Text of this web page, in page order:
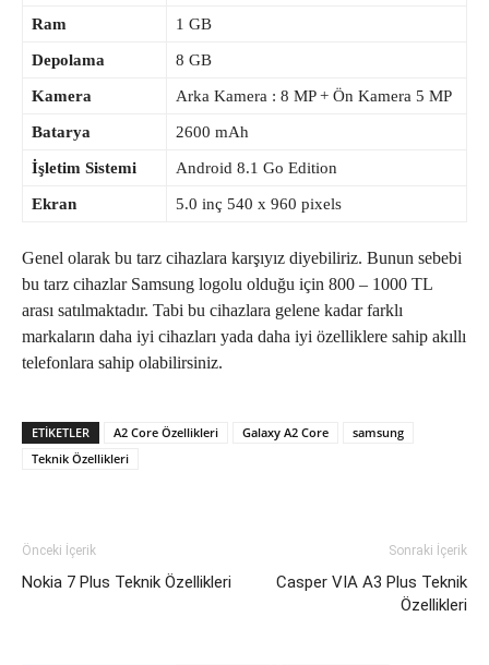
Ram
1 GB
Depolama 8 GB
Kamera Arka Kamera : 8 MP + Ön Kamera 5 MP
Batarya 2600 mAh
İşletim Sistemi Android 8.1 Go Edition
Ekran 5.0 inç 540 x 960 pixels
Genel olarak bu tarz cihazlara karşıyız diyebiliriz. Bunun sebebi
bu tarz cihazlar Samsung logolu olduğu için 800 – 1000 TL
arası satılmaktadır. Tabi bu cihazlara gelene kadar farklı
markaların daha iyi cihazları yada daha iyi özelliklere sahip akıllı
telefonlara sahip olabilirsiniz.
ETIKETLER A2 Core Özellikleri Galaxy A2 Core
samsung
Teknik Özellikleri
Önceki İçerik
Nokia 7 Plus Teknik Özellikleri
Sonraki İçerik
Casper VIA A3 Plus Teknik
Özellikleri